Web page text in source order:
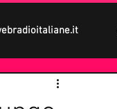
Letteratura